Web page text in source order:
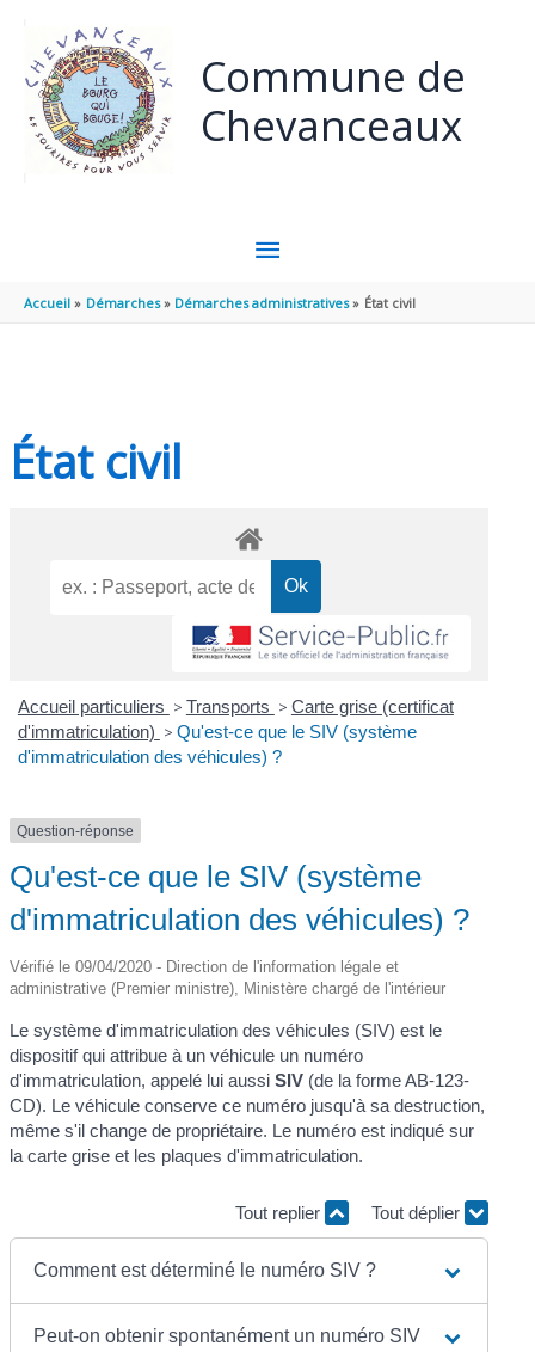
Commune de
Chevanceaux
MENU
PRINCIPAL
Accueil Démarches Démarches administratives État civil
État civil
Accueil particuliers > Transports > Carte grise (certificat
d'immatriculation) > Qu'est-ce que le SIV (système
d'immatriculation des véhicules) ?
Question-réponse
Qu'est-ce que le SIV (système
d'immatriculation des véhicules) ?
Vérifié le 09/04/2020 - Direction de l'information légale et
administrative (Premier ministre), Ministère chargé de l'intérieur
Le système d'immatriculation des véhicules (SIV) est le
dispositif qui attribue à un véhicule un numéro
d'immatriculation, appelé lui aussiSIV (de la forme AB-123-
CD). Le véhicule conserve ce numéro jusqu'à sa destruction,
même s'il change de propriétaire. Le numéro est indiqué sur
la carte grise et les plaques d'immatriculation.
Tout replier Tout déplier
Comment est déterminé le numéro SIV ?
Peut-on obtenir spontanément un numéro SIV